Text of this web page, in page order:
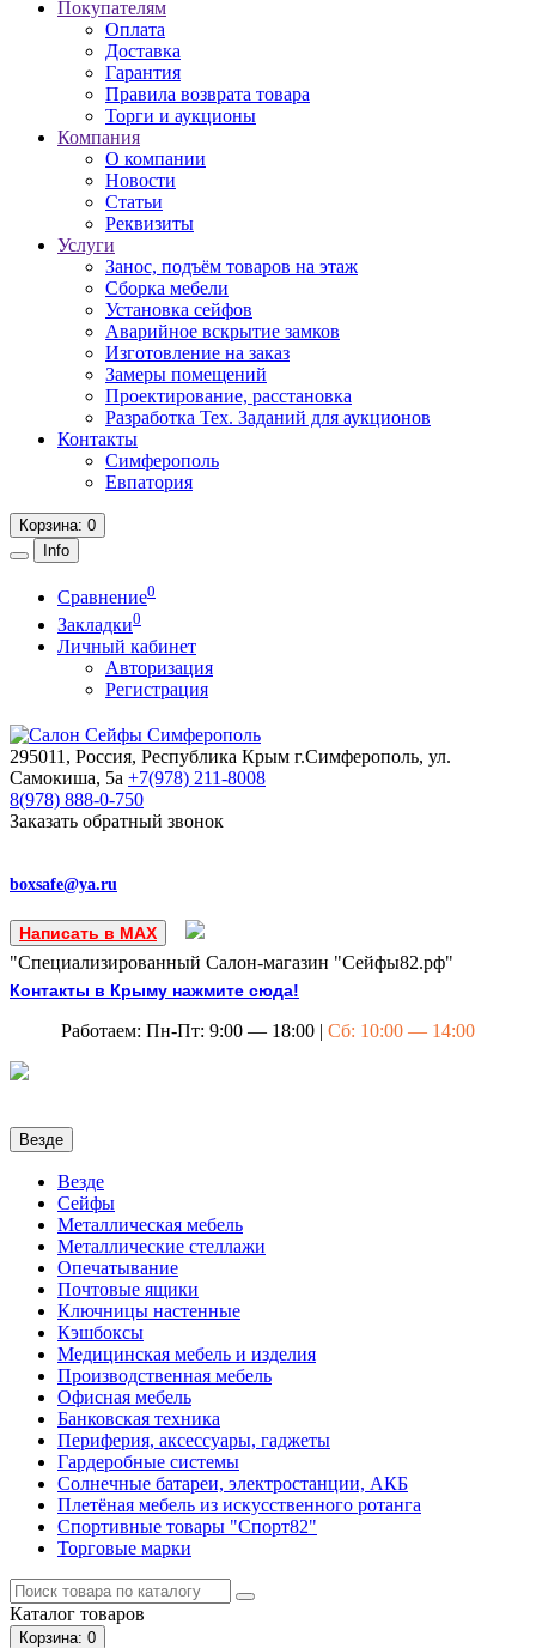
Покупателям
Оплата
Доставка
Гарантия
Правила возврата товара
Торги и аукционы
Компания
О компании
Новости
Статьи
Реквизиты
Услуги
Занос, подъём товаров на этаж
Сборка мебели
Установка сейфов
Аварийное вскрытие замков
Изготовление на заказ
Замеры помещений
Проектирование, расстановка
Разработка Тех. Заданий для аукционов
Контакты
Симферополь
Евпатория
Корзина: 0
Info
Сравнение0
Закладки0
Личный кабинет
Авторизация
Регистрация
295011, Россия, Республика Крым г.Симферополь, ул.
Самокиша, 5а +7(978) 211-8008
8(978) 888-0-750
Заказать обратный звонок
boxsafe@ya.ru
Написать в MAX
"Специализированный Салон-магазин "Сейфы82.рф"
Контакты в Крыму нажмите сюда!
Работаем: Пн-Пт: 9:00 — 18:00 | Сб: 10:00 — 14:00
Везде
Везде
Сейфы
Металлическая мебель
Металлические стеллажи
Опечатывание
Почтовые ящики
Ключницы настенные
Кэшбоксы
Медицинская мебель и изделия
Производственная мебель
Офисная мебель
Банковская техника
Периферия, аксессуары, гаджеты
Гардеробные системы
Солнечные батареи, электростанции, АКБ
Плетёная мебель из искусственного ротанга
Спортивные товары "Спорт82"
Торговые марки
Каталог товаров
Корзина: 0